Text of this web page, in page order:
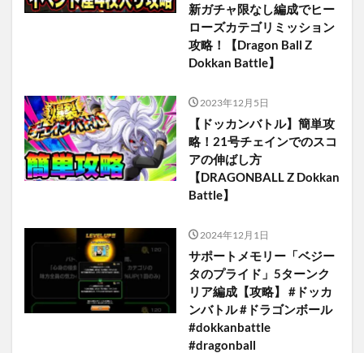
新ガチャ限なし編成でヒー
ローズカテゴリミッション
攻略！【Dragon Ball Z
Dokkan Battle】
2023年12月5日
【ドッカンバトル】簡単攻
略！21号チェインでのスコ
アの伸ばし方
【DRAGONBALL Z Dokkan
Battle】
2024年12月1日
サポートメモリー「ベジー
タのプライド」5ターンク
リア編成【攻略】 #ドッカ
ンバトル #ドラゴンボール
#dokkanbattle
#dragonball